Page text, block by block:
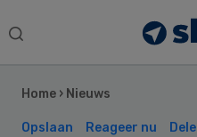
Search
Home › Nieuws
Opslaan Reageer nu
Sidebar